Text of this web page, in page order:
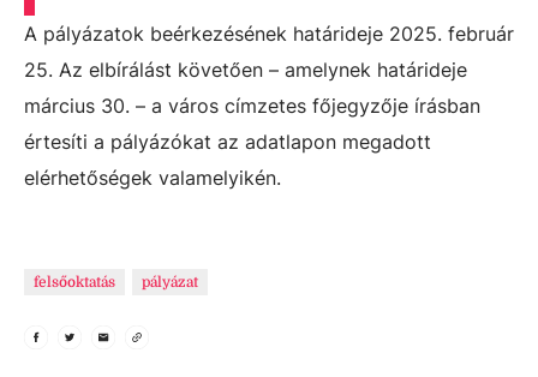
A pályázatok beérkezésének határideje 2025. február
25. Az elbírálást követően – amelynek határideje
március 30. – a város címzetes főjegyzője írásban
értesíti a pályázókat az adatlapon megadott
elérhetőségek valamelyikén.
felsőoktatás pályázat